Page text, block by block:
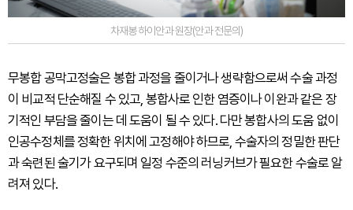
차재봉 하이안과 원장(안과 전문의)
무봉합 공막고정술은 봉합 과정을 줄이거나 생략함으로써 수술 과정
이 비교적 단순해질 수 있고, 봉합사로 인한 염증이나 이완과 같은 장
기적인 부담을 줄이는 데 도움이 될 수 있다. 다만 봉합사의 도움 없이
인공수정체를 정확한 위치에 고정해야 하므로, 수술자의 정밀한 판단
과 숙련된 술기가 요구되며 일정 수준의 러닝커브가 필요한 수술로 알
려져 있다.